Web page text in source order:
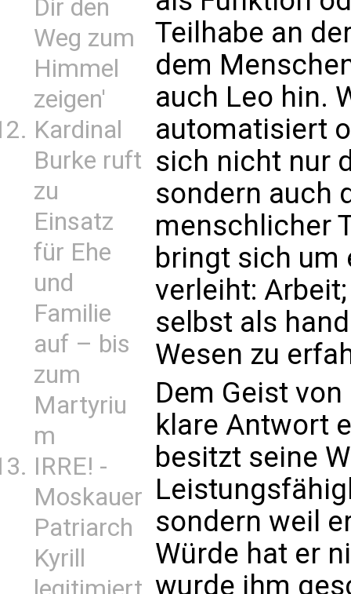
Dir den
Weg zum
Himmel
zeigen'
Kardinal
Burke ruft
zu
Einsatz
für Ehe
und
Familie
auf – bis
zum
Martyriu
m
IRRE! -
Moskauer
Patriarch
Kyrill
Teilhabe an
dem
auch Leo hin.
automatisiert
sich nicht nur
sondern auch
menschlicher
bringt sich um
verleiht:
selbst als
Wesen zu
Dem Geist
klare Antwort
besitzt seine
sondern weil
Würde hat er
wurde ihm